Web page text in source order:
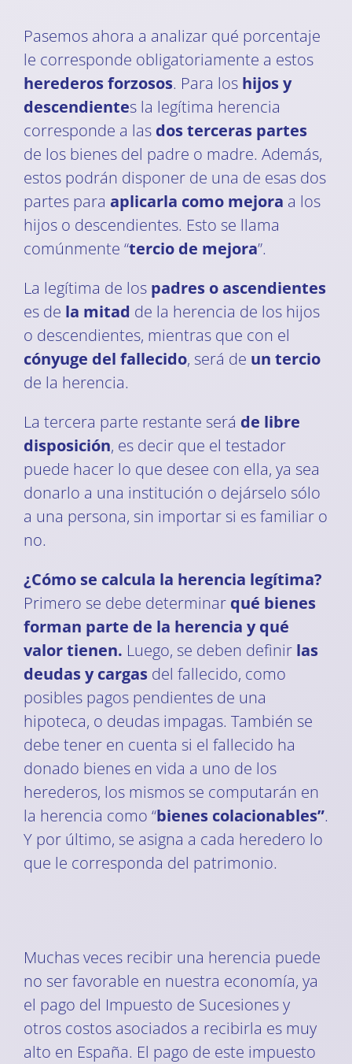
Pasemos ahora a analizar qué porcentaje
le corresponde obligatoriamente a estos
herederos forzosos. Para los hijos y
descendientes la legítima herencia
corresponde a las dos terceras partes
de los bienes del padre o madre. Además,
estos podrán disponer de una de esas dos
partes para aplicarla como mejora a los
hijos o descendientes. Esto se llama
comúnmente “tercio de mejora”.
La legítima de los padres o ascendientes
es de la mitad de la herencia de los hijos
o descendientes, mientras que con el
cónyuge del fallecido, será de un tercio
de la herencia.
La tercera parte restante será de libre
disposición, es decir que el testador
puede hacer lo que desee con ella, ya sea
donarlo a una institución o dejárselo sólo
a una persona, sin importar si es familiar o
no.
¿Cómo se calcula la herencia legítima?
Primero se debe determinar qué bienes
forman parte de la herencia y qué
valor tienen. Luego, se deben definir las
deudas y cargas del fallecido, como
posibles pagos pendientes de una
hipoteca, o deudas impagas. También se
debe tener en cuenta si el fallecido ha
donado bienes en vida a uno de los
herederos, los mismos se computarán en
la herencia como “bienes colacionables”.
Y por último, se asigna a cada heredero lo
que le corresponda del patrimonio.
Muchas veces recibir una herencia puede
no ser favorable en nuestra economía, ya
el pago del Impuesto de Sucesiones y
otros costos asociados a recibirla es muy
alto en España. El pago de este impuesto